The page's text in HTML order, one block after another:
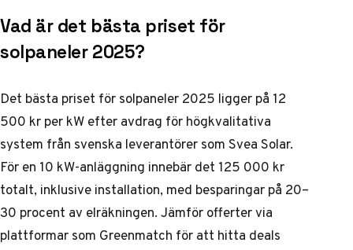
Vad är det bästa priset för
solpaneler 2025?
Det bästa priset för solpaneler 2025 ligger på 12
500 kr per kW efter avdrag för högkvalitativa
system från svenska leverantörer som Svea Solar.
För en 10 kW-anläggning innebär det 125 000 kr
totalt, inklusive installation, med besparingar på 20–
30 procent av elräkningen. Jämför offerter via
plattformar som Greenmatch för att hitta deals